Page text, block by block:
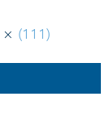
(111)